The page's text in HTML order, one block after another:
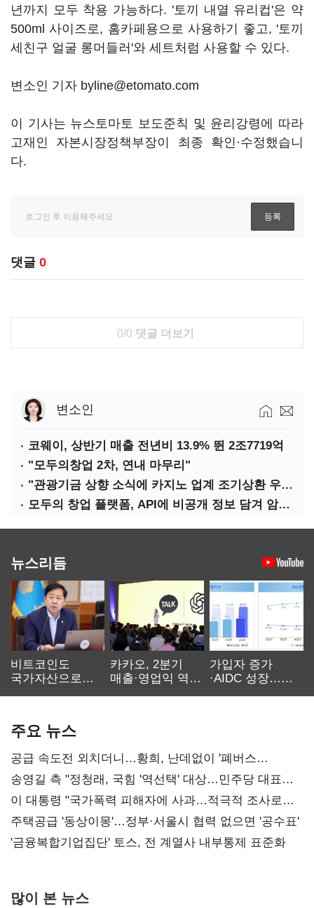
년까지 모두 착용 가능하다. '토끼 내열 유리컵'은 약
500ml 사이즈로, 홈카페용으로 사용하기 좋고, '토끼
세친구 얼굴 롱머들러'와 세트처럼 사용할 수 있다.
변소인 기자 byline@etomato.com
이 기사는 뉴스토마토 보도준칙 및 윤리강령에 따라
고재인 자본시장정책부장이 최종 확인·수정했습니
다.
댓글 0
0/0 댓글 더보기
변소인
코웨이, 상반기 매출 전년비 13.9% 뛴 2조7719억
"모두의창업 2차, 연내 마무리"
"관광기금 상향 소식에 카지노 업계 조기상환 우려"
모두의 창업 플랫폼, API에 비공개 정보 담겨 암호키까지 새나갔다
뉴스리듬
비트코인도
국가자산으로…'
카카오, 2분기
매출·영업익 역대
가입자 증가
·AIDC 성장…
주요 뉴스
공급 속도전 외치더니…황희, 난데없이 '폐버스
리모델링' 제안
송영길 측 "정청래, 국힘 '역선택' 대상…민주당 대표로
총선 지휘 못해"
이 대통령 "국가폭력 피해자에 사과…적극적 조사로
진실 밝혀야"
주택공급 '동상이몽'…정부·서울시 협력 없으면 '공수표'
'금융복합기업집단' 토스, 전 계열사 내부통제 표준화
많이 본 뉴스